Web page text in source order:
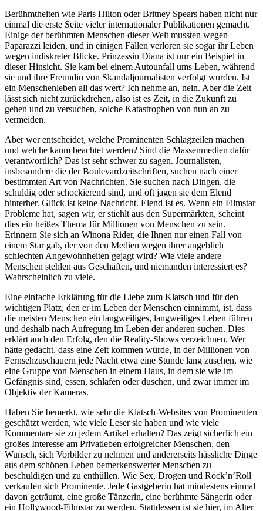
Berühmtheiten wie Paris Hilton oder Britney Spears haben nicht nur
einmal die erste Seite vieler internationaler Publikationen gemacht.
Einige der berühmten Menschen dieser Welt mussten wegen
Paparazzi leiden, und in einigen Fällen verloren sie sogar ihr Leben
wegen indiskreter Blicke. Prinzessin Diana ist nur ein Beispiel in
dieser Hinsicht. Sie kam bei einem Autounfall ums Leben, während
sie und ihre Freundin von Skandaljournalisten verfolgt wurden. Ist
ein Menschenleben all das wert? Ich nehme an, nein. Aber die Zeit
lässt sich nicht zurückdrehen, also ist es Zeit, in die Zukunft zu
gehen und zu versuchen, solche Katastrophen von nun an zu
vermeiden.
Aber wer entscheidet, welche Prominenten Schlagzeilen machen
und welche kaum beachtet werden? Sind die Massenmedien dafür
verantwortlich? Das ist sehr schwer zu sagen. Journalisten,
insbesondere die der Boulevardzeitschriften, suchen nach einer
bestimmten Art von Nachrichten. Sie suchen nach Dingen, die
schuldig oder schockierend sind, und oft jagen sie dem Elend
hinterher. Glück ist keine Nachricht. Elend ist es. Wenn ein Filmstar
Probleme hat, sagen wir, er stiehlt aus den Supermärkten, scheint
dies ein heißes Thema für Millionen von Menschen zu sein.
Erinnern Sie sich an Winona Rider, die Ihnen nur einen Fall von
einem Star gab, der von den Medien wegen ihrer angeblich
schlechten Angewohnheiten gejagt wird? Wie viele andere
Menschen stehlen aus Geschäften, und niemanden interessiert es?
Wahrscheinlich zu viele.
Eine einfache Erklärung für die Liebe zum Klatsch und für den
wichtigen Platz, den er im Leben der Menschen einnimmt, ist, dass
die meisten Menschen ein langweiliges, langweiliges Leben führen
und deshalb nach Aufregung im Leben der anderen suchen. Dies
erklärt auch den Erfolg, den die Reality-Shows verzeichnen. Wer
hätte gedacht, dass eine Zeit kommen würde, in der Millionen von
Fernsehzuschauern jede Nacht etwa eine Stunde lang zusehen, wie
eine Gruppe von Menschen in einem Haus, in dem sie wie im
Gefängnis sind, essen, schlafen oder duschen, und zwar immer im
Objektiv der Kameras.
Haben Sie bemerkt, wie sehr die Klatsch-Websites von Prominenten
geschätzt werden, wie viele Leser sie haben und wie viele
Kommentare sie zu jedem Artikel erhalten? Das zeigt sicherlich ein
großes Interesse am Privatleben erfolgreicher Menschen, den
Wunsch, sich Vorbilder zu nehmen und andererseits hässliche Dinge
aus dem schönen Leben bemerkenswerter Menschen zu
beschuldigen und zu enthüllen. Wie Sex, Drogen und Rock’n’Roll
verkaufen sich Prominente. Jede Gastgeberin hat mindestens einmal
davon geträumt, eine große Tänzerin, eine berühmte Sängerin oder
ein Hollywood-Filmstar zu werden. Stattdessen ist sie hier, im Alter